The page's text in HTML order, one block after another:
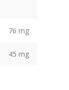
76 mg
45 mg